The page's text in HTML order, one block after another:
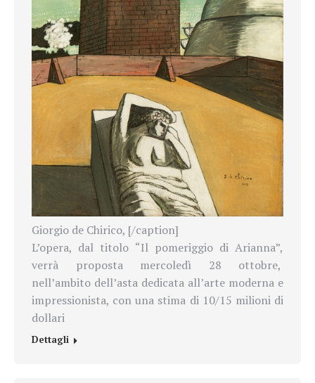
Giorgio de Chirico, [/caption]
L’opera, dal titolo “Il pomeriggio di Arianna”,
verrà proposta mercoledì 28 ottobre,
nell’ambito dell’asta dedicata all’arte moderna e
impressionista, con una stima di 10/15 milioni di
dollari
Dettagli